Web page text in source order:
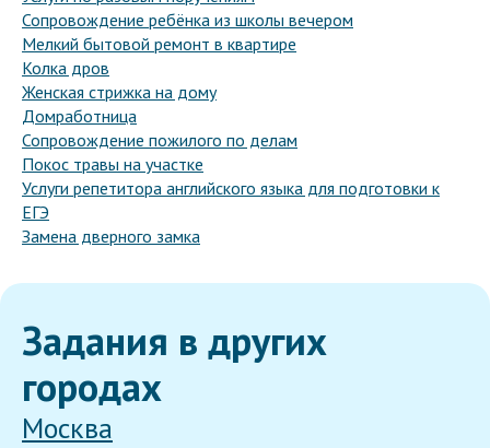
Сопровождение ребёнка из школы вечером
Мелкий бытовой ремонт в квартире
Колка дров
Женская стрижка на дому
Домработница
Сопровождение пожилого по делам
Покос травы на участке
Услуги репетитора английского языка для подготовки к
ЕГЭ
Замена дверного замка
Задания в других
городах
Москва